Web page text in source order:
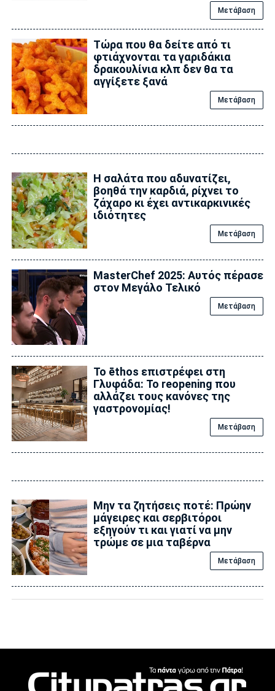
Μετάβαση
Τώρα που θα δείτε από τι
φτιάχνονται τα γαριδάκια
δρακουλίνια κλπ δεν θα τα
αγγίξετε ξανά
Μετάβαση
Η σαλάτα που αδuνατίζει,
βοηθά την καρδιά, ρίχνει το
ζάχαρο κι έχει αντικαρκινικές
ιδιότητες
Μετάβαση
MasterChef 2025: Aυτός πέρασε
στον Μεγάλο Τελικό
Μετάβαση
Το ēthos επιστρέφει στη
Γλυφάδα: Το reopening που
αλλάζει τους κανόνες της
γαστρονομίας!
Μετάβαση
Μην τα ζητήσεις ποτέ: Πρώην
μάγειρες και σερβιτόροι
εξηγούν τι και γιατί να μην
τρώμε σε μια ταβέρνα
Μετάβαση